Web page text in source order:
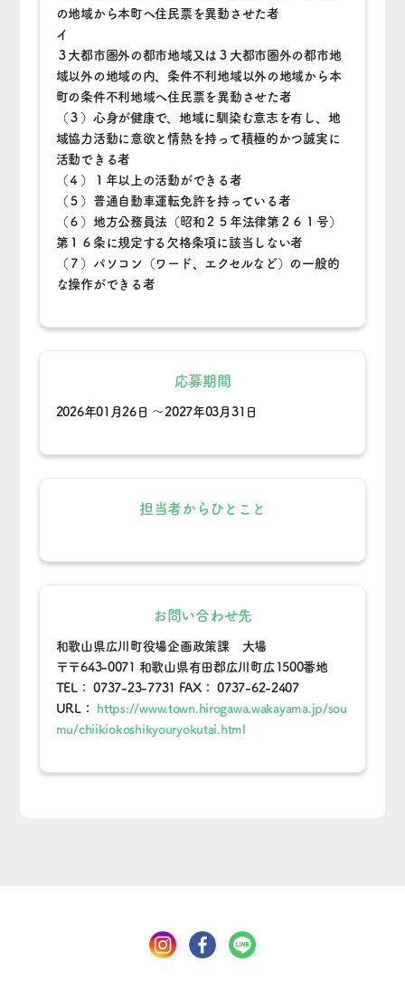
の地域から本町へ住民票を異動させた者
イ
３大都市圏外の都市地域又は３大都市圏外の都市地
域以外の地域の内、条件不利地域以外の地域から本
町の条件不利地域へ住民票を異動させた者
（３）心身が健康で、地域に馴染む意志を有し、地
域協力活動に意欲と情熱を持って積極的かつ誠実に
活動できる者
（４）１年以上の活動ができる者
（５）普通自動車運転免許を持っている者
（６）地方公務員法（昭和２５年法律第２６１号）
第１６条に規定する欠格条項に該当しない者
（７）パソコン（ワード、エクセルなど）の一般的
な操作ができる者
応募期間
2026年01月26日 ～2027年03月31日
担当者から ひとこと
お問い合わせ先
和歌山県広川町役場企画政策課 大場
〒〒643-0071 和歌山県有田郡広川町広1500番地
TEL： 0737-23-7731 FAX： 0737-62-2407
URL：
https://www.town.hirogawa.wakayama.jp/sou
mu/chiikiokoshikyouryokutai.html